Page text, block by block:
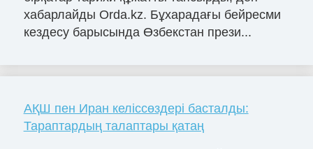
хабарлайды Orda.kz. Бұхарадағы бейресми
кездесу барысында Өзбекстан прези...
АҚШ пен Иран келіссөздері басталды:
Тараптардың талаптары қатаң